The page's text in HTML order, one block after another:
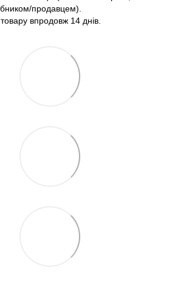
продавцем).
впродовж 14 днів.